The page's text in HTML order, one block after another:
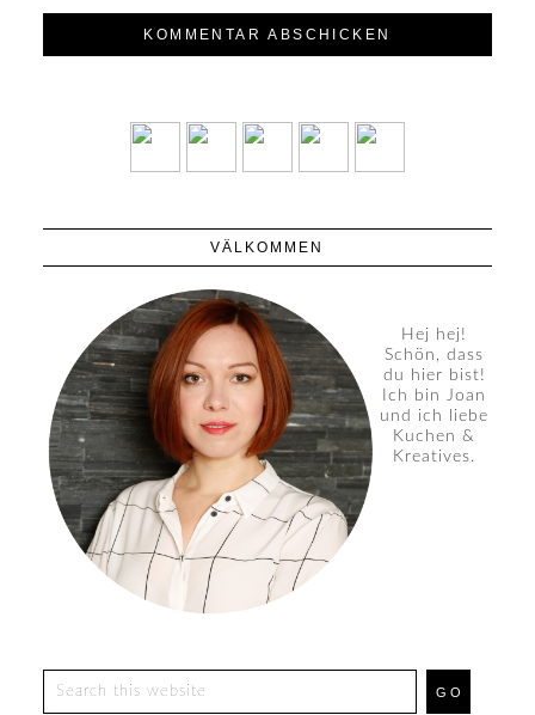
VÄLKOMMEN
Hej hej!
Schön, dass
du hier bist!
Ich bin Joan
und ich liebe
Kuchen &
Kreatives.